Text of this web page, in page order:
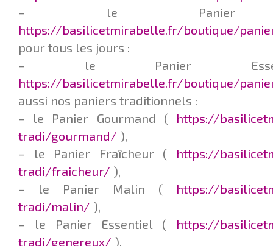
– le Panier
https://basilicetmirabelle.fr/boutique/
pour tous les jours :
– le Panier
https://basilicetmirabelle.fr/boutique/
aussi nos paniers traditionnels :
– le Panier Gourmand ( https://
tradi/gourmand/ ),
– le Panier Fraîcheur ( https://
tradi/fraicheur/ ),
– le Panier Malin ( https://
tradi/malin/ ),
– le Panier Essentiel ( https://
tradi/genereux/ ),